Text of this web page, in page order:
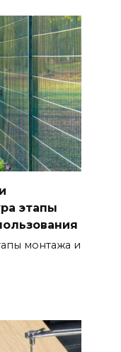
этапы
монтажа и